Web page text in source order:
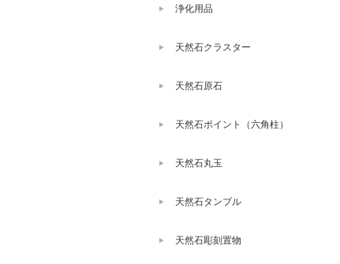
浄化用品
天然石クラスター
天然石原石
天然石ポイント（六角柱）
天然石丸玉
天然石タンブル
天然石彫刻置物